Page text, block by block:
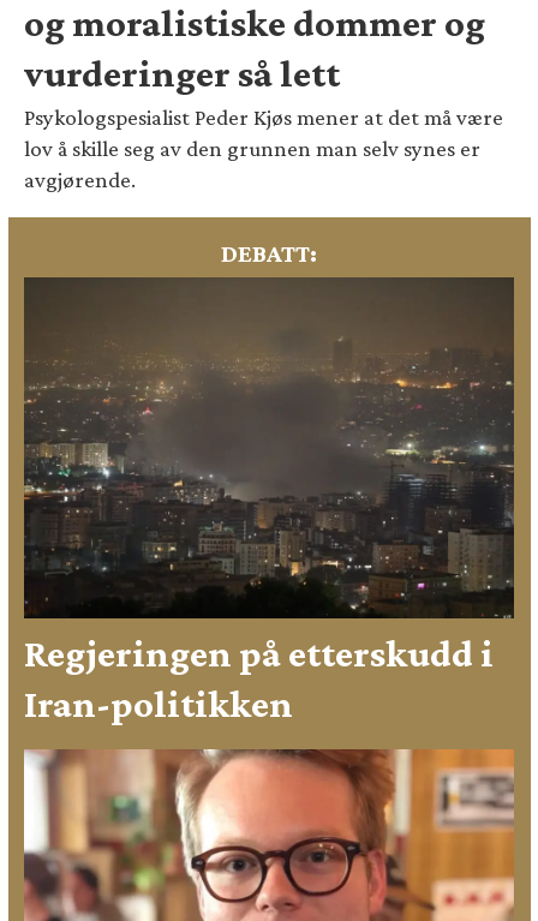
og moralistiske dommer og
vurderinger så lett
Psykologspesialist Peder Kjøs mener at det må være
lov å skille seg av den grunnen man selv synes er
avgjørende.
DEBATT:
Regjeringen på etterskudd i
Iran-politikken